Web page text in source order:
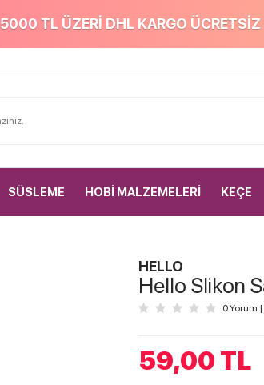
5000 TL ÜZERİ DHL KARGO ÜCRETSİZ
SÜSLEME HOBİ MALZEMELERİ KEÇE
HELLO
Hello Slikon
0 Yorum |
59,00 TL